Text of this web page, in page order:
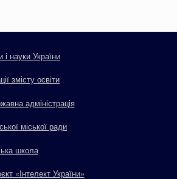
і науки України
змісту освіти
адміністрація
міської ради
школа
«Інтелект України»